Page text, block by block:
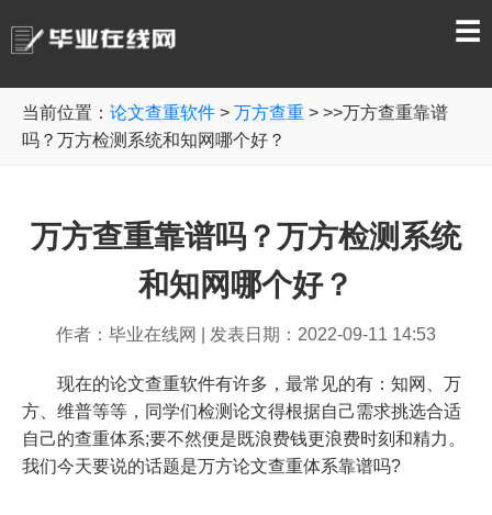
☰
当前位置： 论文查重软件 > 万方查重 > >>万方查重靠谱
吗？万方检测系统和知网哪个好？
万方查重靠谱吗？万方检测系统
和知网哪个好？
作者：毕业在线网 发表日期：2022-09-11 14:53
现在的论文查重软件有许多，最常见的有：知网、万
方、维普等等，同学们检测论文得根据自己需求挑选合适
自己的查重体系;要不然便是既浪费钱更浪费时刻和精力。
我们今天要说的话题是万方论文查重体系靠谱吗?